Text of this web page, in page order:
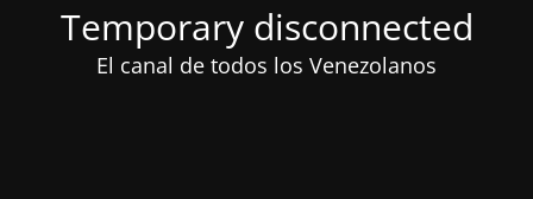
Temporary disconnected
El canal de todos los Venezolanos